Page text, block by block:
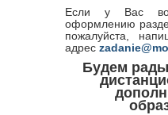
Если у Вас
оформлению
пожалуйста,
адрес
Будем